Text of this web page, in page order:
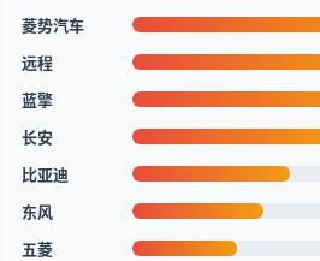
菱势汽车
远程
蓝擎
长安
比亚迪
东风
五菱